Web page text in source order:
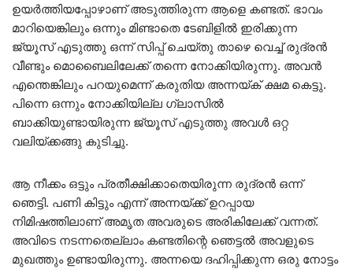
ഉയർത്തിയപ്പോഴാണ് അടുത്തിരുന്ന ആളെ കണ്ടത്. ഭാവം
മാറിയെങ്കിലും ഒന്നും മിണ്ടാതെ ടേബിളിൽ ഇരിക്കുന്ന
ജ്യൂസ്‌ എടുത്തു ഒന്ന് സിപ്പ് ചെയ്തു താഴെ വെച്ച് രുദ്രൻ
വീണ്ടും മൊബൈലിലേക്ക് തന്നെ നോക്കിയിരുന്നു. അവൻ
എന്തെങ്കിലും പറയുമെന്ന് കരുതിയ അന്നയ്ക് ക്ഷമ കെട്ടു.
പിന്നെ ഒന്നും നോക്കിയില്ല ഗ്ലാസിൽ
ബാക്കിയുണ്ടായിരുന്ന ജ്യൂസ് എടുത്തു അവൾ ഒറ്റ
വലിയ്ക്കങ്ങു കുടിച്ചു.
ആ നീക്കം ഒട്ടും പ്രതീക്ഷിക്കാതെയിരുന്ന രുദ്രൻ ഒന്ന്
ഞെട്ടി. പണി കിട്ടും എന്ന് അന്നയ്ക്ക് ഉറപ്പായ
നിമിഷത്തിലാണ് അമൃത അവരുടെ അരികിലേക്ക് വന്നത്.
അവിടെ നടന്നതെല്ലാം കണ്ടതിന്റെ ഞെട്ടൽ അവളുടെ
മുഖത്തും ഉണ്ടായിരുന്നു. അന്നയെ ദഹിപ്പിക്കുന്ന ഒരു നോട്ടം